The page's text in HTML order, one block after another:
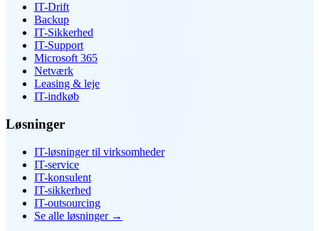
IT-Drift
Backup
IT-Sikkerhed
IT-Support
Microsoft 365
Netværk
Leasing & leje
IT-indkøb
Løsninger
IT-løsninger til virksomheder
IT-service
IT-konsulent
IT-sikkerhed
IT-outsourcing
Se alle løsninger→